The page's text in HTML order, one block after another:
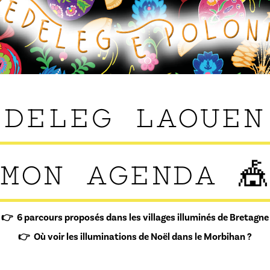
MON AGENDA 🎪
👉 6 parcours proposés dans les villages illuminés de Bretagne
👉 Où voir les illuminations de Noël dans le Morbihan ?